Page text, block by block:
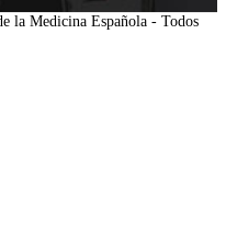
la Medicina Española - Todos